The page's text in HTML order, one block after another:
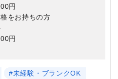
円
をお持ちの方
円
#未経験・ブランクOK